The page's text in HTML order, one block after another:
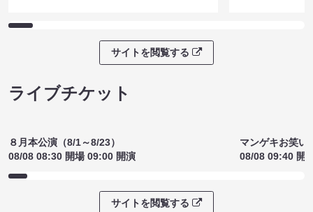
サイトを閲覧する
ライブチケット
８月本公演（8/1～8/23）
08/08 08:30 開場 09:00 開演
マンゲキお笑い
08/08 09:40 開
サイトを閲覧する